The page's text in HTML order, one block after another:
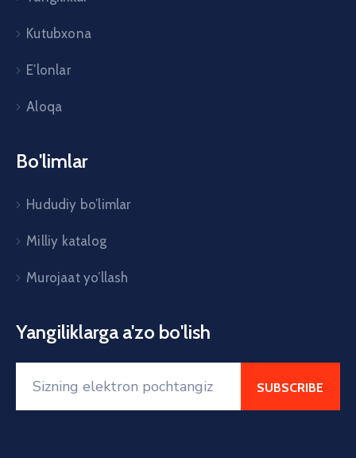
Kutubxona
E’lonlar
Aloqa
Bo'limlar
Hududiy bo’limlar
Milliy katalog
Murojaat yo’llash
Yangiliklarga a'zo bo'lish